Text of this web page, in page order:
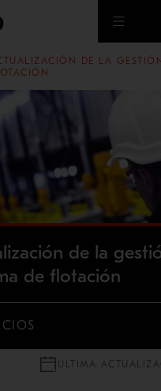
Ir al contenido principal
DE LA
de la
de flotación
ÚLTIMA